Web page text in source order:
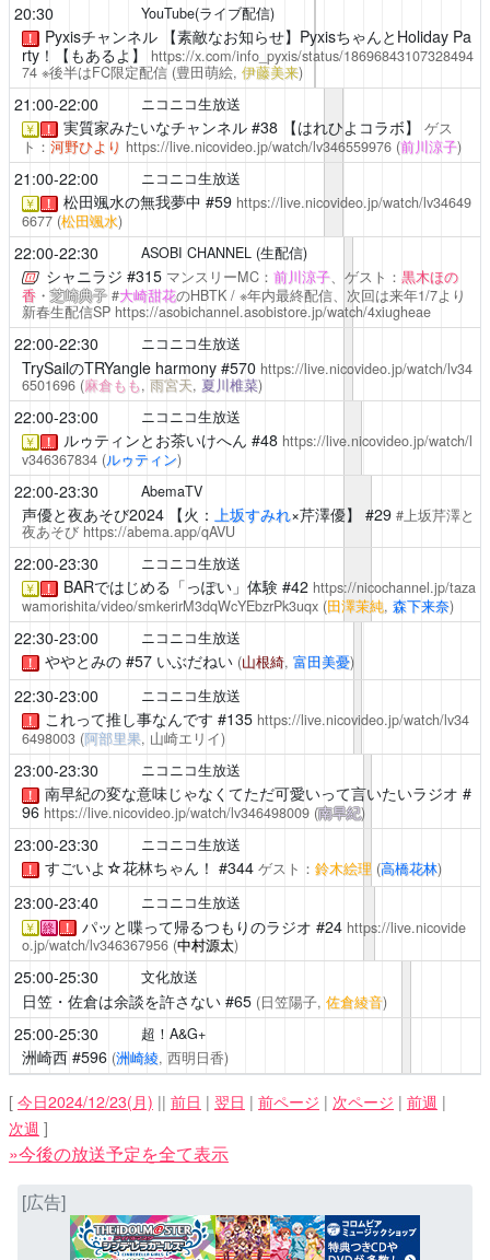
20:30 YouTube(ライブ配信)
！ Pyxisチャンネル【素敵なお知らせ】PyxisちゃんとHoliday Pa
rty！【もあるよ】
https://x.com/info_pyxis/status/18696843107328494
74※後半はFC限定配信 (豊田萌絵, 伊藤美来)
21:00-22:00 ニコニコ生放送
￥ ！ 実質家みたいなチャンネル#38 【はれひよコラボ】 ゲス
ト： 河野ひより https://live.nicovideo.jp/watch/lv346559976 (前川涼子)
21:00-22:00 ニコニコ生放送
￥ ！ 松田颯水の無我夢中 #59 https://live.nicovideo.jp/watch/lv34649
6677 (松田颯水)
22:00-22:30 ASOBI CHANNEL (生配信)
シャニラジ #315 マンスリーMC： 前川涼子、ゲスト： 黒木ほの
香・芝崎典子#大崎甜花のHBTK / ※年内最終配信、次回は来年1/7より
新春生配信SP https://asobichannel.asobistore.jp/watch/4xiugheae
22:00-22:30 ニコニコ生放送
TrySailのTRYangle harmony#570 https://live.nicovideo.jp/watch/lv34
6501696 (麻倉もも, 雨宮天, 夏川椎菜)
22:00-23:00 ニコニコ生放送
￥ ！ ルゥティンとお茶いけへん #48 https://live.nicovideo.jp/watch/l
v346367834 (ルゥティン)
22:00-23:30 AbemaTV
声優と夜あそび2024【火： 上坂すみれ×芹澤優】 #29 #上坂芹澤と
夜あそび https://abema.app/qAVU
22:00-23:30 ニコニコ生放送
￥ ！ BARではじめる「っぽい」体験#42 https://nicochannel.jp/taza
wamorishita/video/smkerirM3dqWcYEbzrPk3uqx (田澤茉純, 森下来奈)
22:30-23:00 ニコニコ生放送
！ ややとみの#57 いぶだねい (山根綺, 富田美憂)
22:30-23:00 ニコニコ生放送
！ これって推し事なんです #135 https://live.nicovideo.jp/watch/lv34
6498003 (阿部里果, 山崎エリイ)
23:00-23:30 ニコニコ生放送
！ 南早紀の変な意味じゃなくてただ可愛いって言いたいラジオ #
96 https://live.nicovideo.jp/watch/lv346498009 (南早紀)
23:00-23:30 ニコニコ生放送
！ すごいよ☆花林ちゃん！ #344 ゲスト： 鈴木絵理 (高橋花林)
23:00-23:40 ニコニコ生放送
￥ 終 ！ パッと喋って帰るつもりのラジオ #24 https://live.nicovide
o.jp/watch/lv346367956 (中村源太)
25:00-25:30 文化放送
日笠・佐倉は余談を許さない#65 (日笠陽子, 佐倉綾音)
25:00-25:30 超！A&G+
洲崎西#596 (洲崎綾, 西明日香)
[ 今日2024/12/23(月) || 前日 | 翌日 | 前ページ | 次ページ | 前週 |
次週 ]
»今後の放送予定を全て表示
[広告]